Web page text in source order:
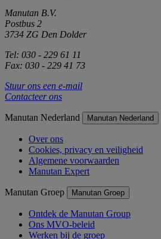
Manutan B.V.
Postbus 2
3734 ZG Den Dolder
Tel: 030 - 229 61 11
Fax: 030 - 229 41 73
Stuur ons een e-mail
Contacteer ons
Manutan Nederland Manutan Nederland
Over ons
Cookies, privacy en veiligheid
Algemene voorwaarden
Manutan Expert
Manutan Groep Manutan Groep
Ontdek de Manutan Group
Ons MVO-beleid
Werken bij de groep